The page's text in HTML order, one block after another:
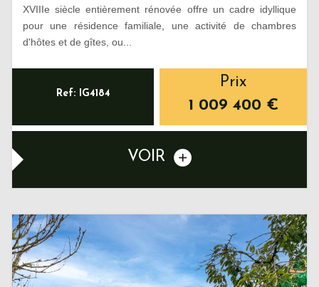
XVIIIe siècle entièrement rénovée offre un cadre idyllique
pour une résidence familiale, une activité de chambres
d'hôtes et de gîtes, ou...
Ref: IG4184
Prix
1 009 400 €
VOIR